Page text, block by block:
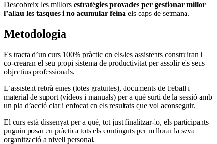
Descobreix les millors estratègies provades per gestionar millor
l’allau les tasques i no acumular feina els caps de setmana.
Metodologia
Es tracta d’un curs 100% pràctic on els/les assistents construiran i
co-crearan el seu propi sistema de productivitat per assolir els seus
objectius professionals.
L’assistent rebrà eines (totes gratuïtes), documents de treball i
material de suport (vídeos i manuals) per a què surti de la sessió amb
un pla d’acció clar i enfocat en els resultats que vol aconseguir.
El curs està dissenyat per a què, tot just finalitzar-lo, els participants
puguin posar en pràctica tots els continguts per millorar la seva
organització a nivell personal.